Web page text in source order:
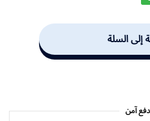
إلى السلة
دفع آمن